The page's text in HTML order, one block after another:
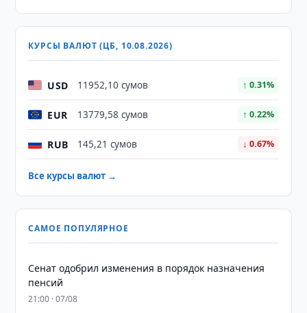
КУРСЫ ВАЛЮТ (ЦБ, 10.08.2026)
USD 11952,10 сумов ↑ 0.31%
EUR 13779,58 сумов ↑ 0.22%
RUB 145,21 сумов ↓ 0.67%
Все курсы валют →
САМОЕ ПОПУЛЯРНОЕ
Сенат одобрил изменения в порядок назначения
пенсий
21:00 · 07/08